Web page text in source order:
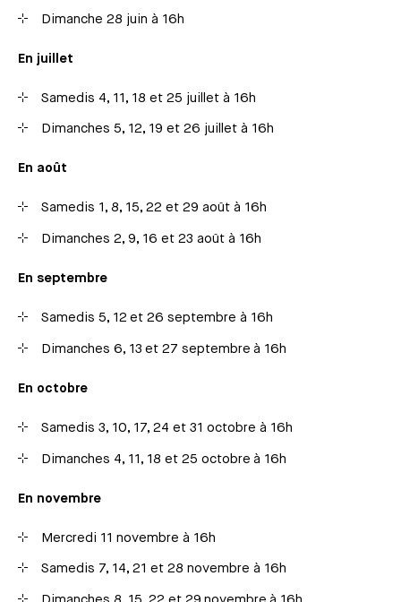
Dimanche 28 juin à 16h
En juillet
Samedis 4, 11, 18 et 25 juillet à 16h
Dimanches 5, 12, 19 et 26 juillet à 16h
En août
Samedis 1, 8, 15, 22 et 29 août à 16h
Dimanches 2, 9, 16 et 23 août à 16h
En septembre
Samedis 5, 12 et 26 septembre à 16h
Dimanches 6, 13 et 27 septembre à 16h
En octobre
Samedis 3, 10, 17, 24 et 31 octobre à 16h
Dimanches 4, 11, 18 et 25 octobre à 16h
En novembre
Mercredi 11 novembre à 16h
Samedis 7, 14, 21 et 28 novembre à 16h